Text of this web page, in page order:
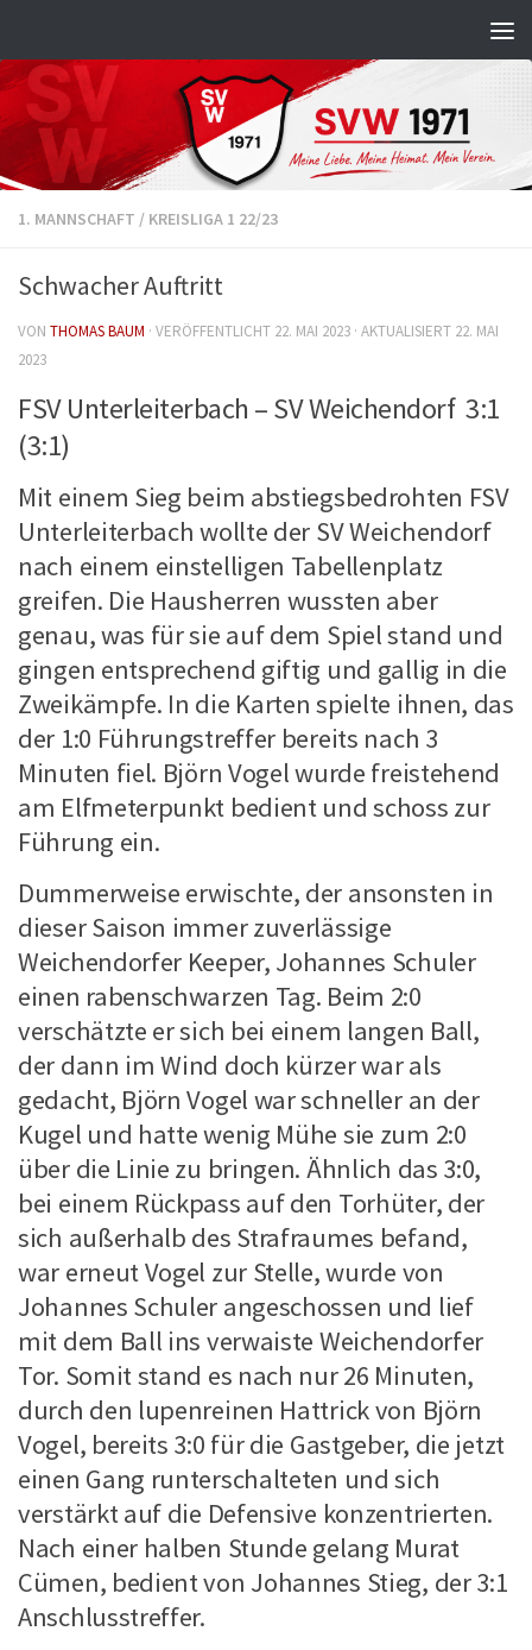
1. MANNSCHAFT / KREISLIGA 1 22/23
Schwacher Auftritt
VON THOMAS BAUM · VERÖFFENTLICHT 22. MAI 2023 · AKTUALISIERT 22. MAI
2023
FSV Unterleiterbach – SV Weichendorf 3:1
(3:1)
Mit einem Sieg beim abstiegsbedrohten FSV
Unterleiterbach wollte der SV Weichendorf
nach einem einstelligen Tabellenplatz
greifen. Die Hausherren wussten aber
genau, was für sie auf dem Spiel stand und
gingen entsprechend giftig und gallig in die
Zweikämpfe. In die Karten spielte ihnen, das
der 1:0 Führungstreffer bereits nach 3
Minuten fiel. Björn Vogel wurde freistehend
am Elfmeterpunkt bedient und schoss zur
Führung ein.
Dummerweise erwischte, der ansonsten in
dieser Saison immer zuverlässige
Weichendorfer Keeper, Johannes Schuler
einen rabenschwarzen Tag. Beim 2:0
verschätzte er sich bei einem langen Ball,
der dann im Wind doch kürzer war als
gedacht, Björn Vogel war schneller an der
Kugel und hatte wenig Mühe sie zum 2:0
über die Linie zu bringen. Ähnlich das 3:0,
bei einem Rückpass auf den Torhüter, der
sich außerhalb des Strafraumes befand,
war erneut Vogel zur Stelle, wurde von
Johannes Schuler angeschossen und lief
mit dem Ball ins verwaiste Weichendorfer
Tor. Somit stand es nach nur 26 Minuten,
durch den lupenreinen Hattrick von Björn
Vogel, bereits 3:0 für die Gastgeber, die jetzt
einen Gang runterschalteten und sich
verstärkt auf die Defensive konzentrierten.
Nach einer halben Stunde gelang Murat
Cümen, bedient von Johannes Stieg, der 3:1
Anschlusstreffer.